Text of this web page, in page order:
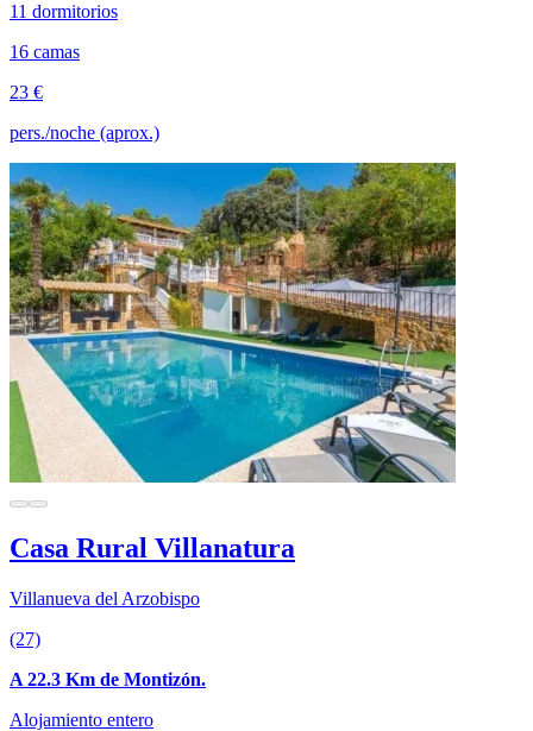
11 dormitorios
16 camas
23 €
pers./noche (aprox.)
Casa Rural Villanatura
Villanueva del Arzobispo
(27)
A 22.3 Km de Montizón.
Alojamiento entero